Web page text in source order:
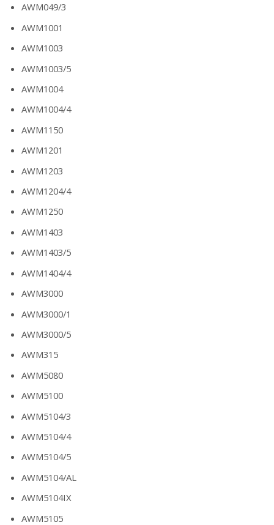
AWM049/3
AWM1001
AWM1003
AWM1003/5
AWM1004
AWM1004/4
AWM1150
AWM1201
AWM1203
AWM1204/4
AWM1250
AWM1403
AWM1403/5
AWM1404/4
AWM3000
AWM3000/1
AWM3000/5
AWM315
AWM5080
AWM5100
AWM5104/3
AWM5104/4
AWM5104/5
AWM5104/AL
AWM5104IX
AWM5105